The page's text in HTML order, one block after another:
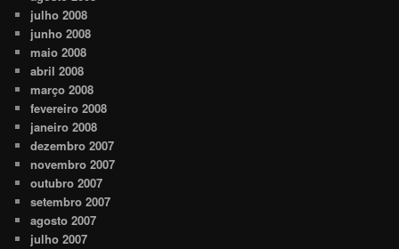
julho 2008
junho 2008
maio 2008
abril 2008
março 2008
fevereiro 2008
janeiro 2008
dezembro 2007
novembro 2007
outubro 2007
setembro 2007
agosto 2007
julho 2007